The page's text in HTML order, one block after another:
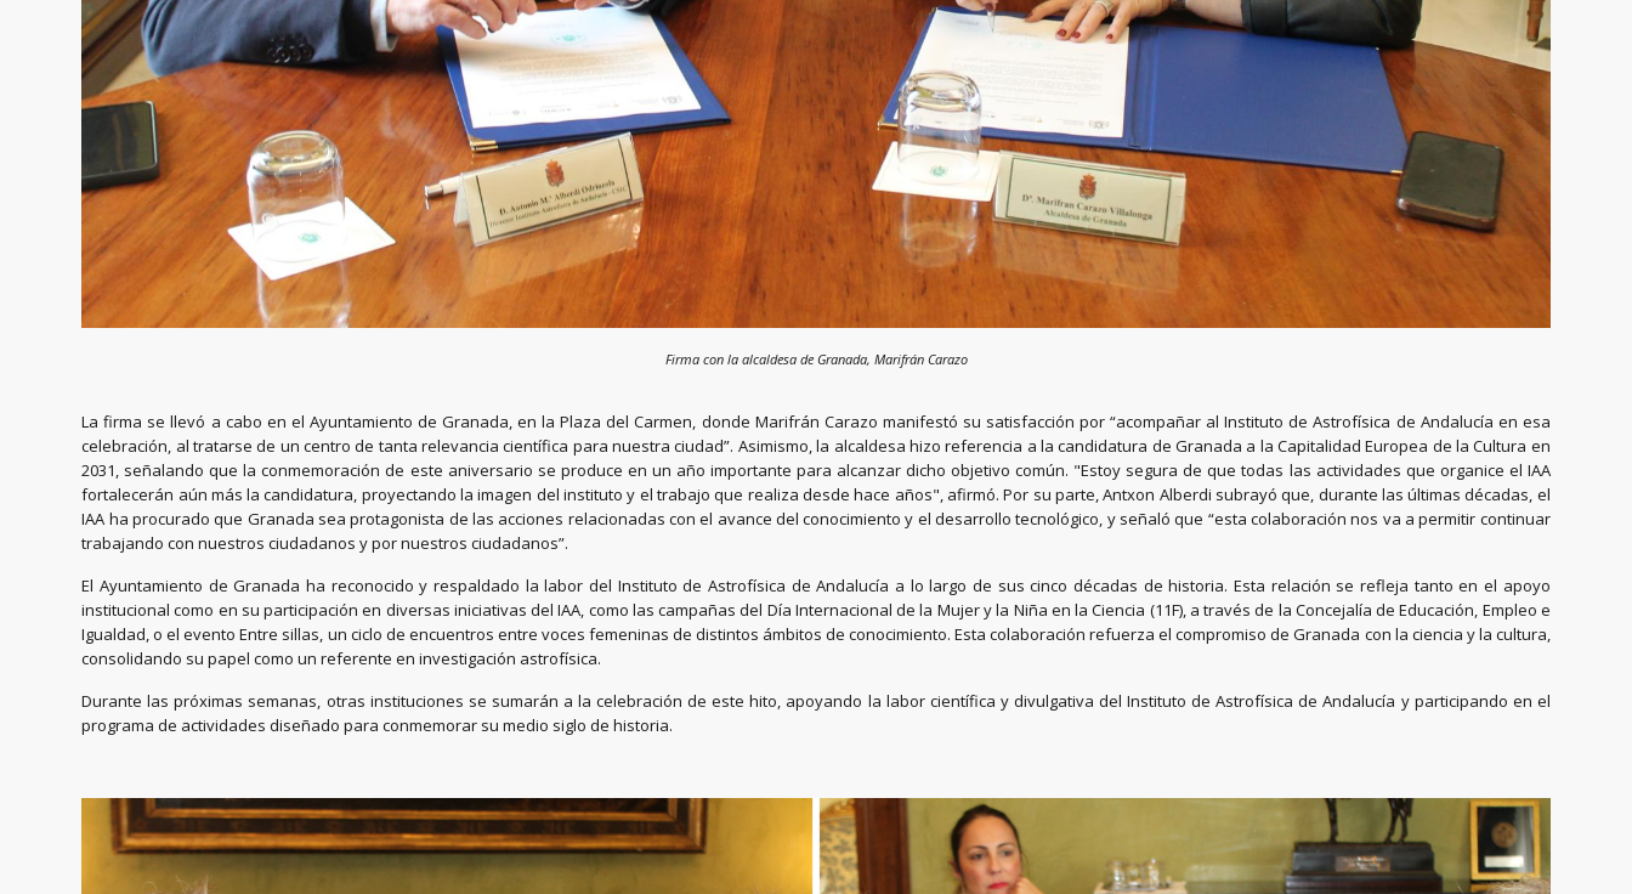
Firma con la alcaldesa de Granada, Marifrán Carazo
La firma se llevó a cabo en el Ayuntamiento de Granada, en la Plaza del Carmen, donde Marifrán Carazo manifestó su satisfacción por “acompañar al Instituto de Astrofísica de Andalucía en esa
celebración, al tratarse de un centro de tanta relevancia científica para nuestra ciudad”. Asimismo, la alcaldesa hizo referencia a la candidatura de Granada a la Capitalidad Europea de la Cultura en
2031, señalando que la conmemoración de este aniversario se produce en un año importante para alcanzar dicho objetivo común. "Estoy segura de que todas las actividades que organice el IAA
fortalecerán aún más la candidatura, proyectando la imagen del instituto y el trabajo que realiza desde hace años", afirmó. Por su parte, Antxon Alberdi subrayó que, durante las últimas décadas, el
IAA ha procurado que Granada sea protagonista de las acciones relacionadas con el avance del conocimiento y el desarrollo tecnológico, y señaló que “esta colaboración nos va a permitir continuar
trabajando con nuestros ciudadanos y por nuestros ciudadanos”.
El Ayuntamiento de Granada ha reconocido y respaldado la labor del Instituto de Astrofísica de Andalucía a lo largo de sus cinco décadas de historia. Esta relación se refleja tanto en el apoyo
institucional como en su participación en diversas iniciativas del IAA, como las campañas del Día Internacional de la Mujer y la Niña en la Ciencia (11F), a través de la Concejalía de Educación, Empleo e
Igualdad, o el evento Entre sillas, un ciclo de encuentros entre voces femeninas de distintos ámbitos de conocimiento. Esta colaboración refuerza el compromiso de Granada con la ciencia y la cultura,
consolidando su papel como un referente en investigación astrofísica.
Durante las próximas semanas, otras instituciones se sumarán a la celebración de este hito, apoyando la labor científica y divulgativa del Instituto de Astrofísica de Andalucía y participando en el
programa de actividades diseñado para conmemorar su medio siglo de historia.